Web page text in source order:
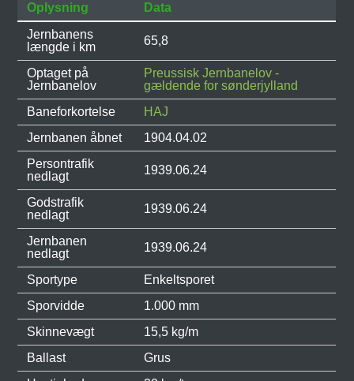
Oplysning
Data
Jernbanens
længde i km
65,8
Optaget på
Jernbanelov
Preussisk Jernbanelov -
gældende for sønderjylland
Baneforkortelse
HAJ
Jernbanen åbnet
1904.04.02
Persontrafik
nedlagt
1939.06.24
Godstrafik
nedlagt
1939.06.24
Jernbanen
nedlagt
1939.06.24
Sportype
Enkeltsporet
Sporvidde
1.000 mm
Skinnevægt
15,5 kg/m
Ballast
Grus